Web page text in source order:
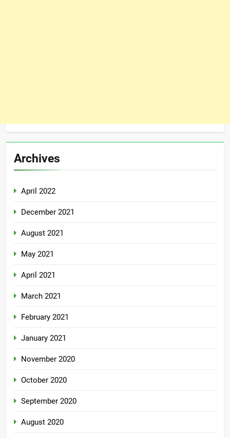
Archives
April 2022
December 2021
August 2021
May 2021
April 2021
March 2021
February 2021
January 2021
November 2020
October 2020
September 2020
August 2020